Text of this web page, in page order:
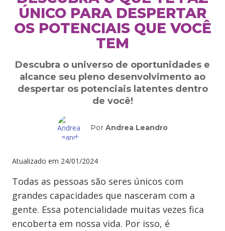
ÚNICO PARA DESPERTAR
OS POTENCIAIS QUE VOCÊ
TEM
Descubra o universo de oportunidades e
alcance seu pleno desenvolvimento ao
despertar os potenciais latentes dentro
de você!
Por Andrea Leandro
Atualizado em 24/01/2024
Todas as pessoas são seres únicos com
grandes capacidades que nasceram com a
gente. Essa potencialidade muitas vezes fica
encoberta em nossa vida. Por isso, é